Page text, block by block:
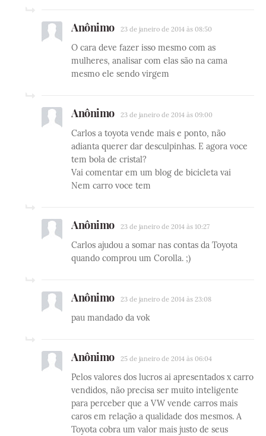
Anônimo 23 de janeiro de 2014 às 08:50
O cara deve fazer isso mesmo com as
mulheres, analisar com elas são na cama
mesmo ele sendo virgem
Anônimo 23 de janeiro de 2014 às 09:00
Carlos a toyota vende mais e ponto, não
adianta querer dar desculpinhas. E agora voce
tem bola de cristal?
Vai comentar em um blog de bicicleta vai
Nem carro voce tem
Anônimo 23 de janeiro de 2014 às 10:27
Carlos ajudou a somar nas contas da Toyota
quando comprou um Corolla. ;)
Anônimo 23 de janeiro de 2014 às 23:08
pau mandado da vok
Anônimo 25 de janeiro de 2014 às 06:04
Pelos valores dos lucros ai apresentados x carro
vendidos, não precisa ser muito inteligente
para perceber que a VW vende carros mais
caros em relação a qualidade dos mesmos. A
Toyota cobra um valor mais justo de seus